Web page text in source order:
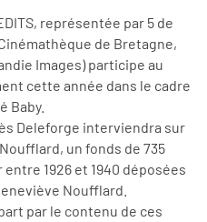
représentée par 5 de
de Bretagne,
Images) participe au
cette année dans le cadre
Baby.
Deleforge interviendra sur
un fonds de 735
1926 et 1940 déposées
Noufflard.
par le contenu de ces